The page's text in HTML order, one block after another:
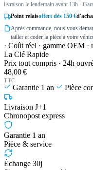
livraison le lendemain avant 13h ·
Point relaisoffert dès 150 €
Après commande, nous vous
tailler et coder la pièce à votre
· Coût réel · gamme OEM ·
La Clé Rapide
Prix tout compris · 24h
48,00 €
TTC
Garantie 1 an Pièce
Livraison J+1
Chronopost express
Garantie 1 an
Pièce & service
Échange 30j